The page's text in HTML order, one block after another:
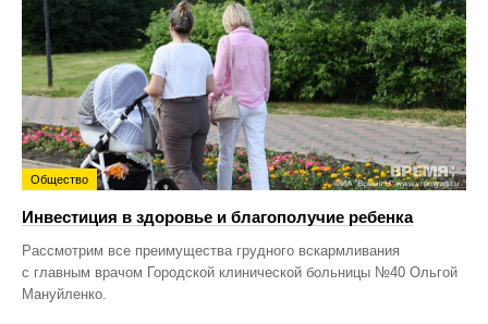
Общество
Инвестиция в здоровье и благополучие ребенка
Рассмотрим все преимущества грудного вскармливания
с главным врачом Городской клинической больницы №40 Ольгой
Мануйленко.